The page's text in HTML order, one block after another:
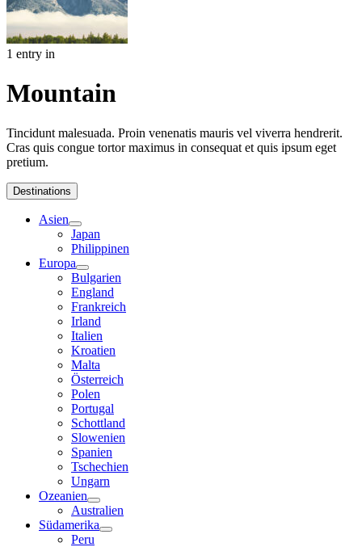
1 entry in
Mountain
Tincidunt malesuada. Proin venenatis mauris vel viverra hendrerit.
Cras quis congue tortor maximus in consequat et quis ipsum eget
pretium.
Destinations
Asien
Japan
Philippinen
Europa
Bulgarien
England
Frankreich
Irland
Italien
Kroatien
Malta
Österreich
Polen
Portugal
Schottland
Slowenien
Spanien
Tschechien
Ungarn
Ozeanien
Australien
Südamerika
Peru